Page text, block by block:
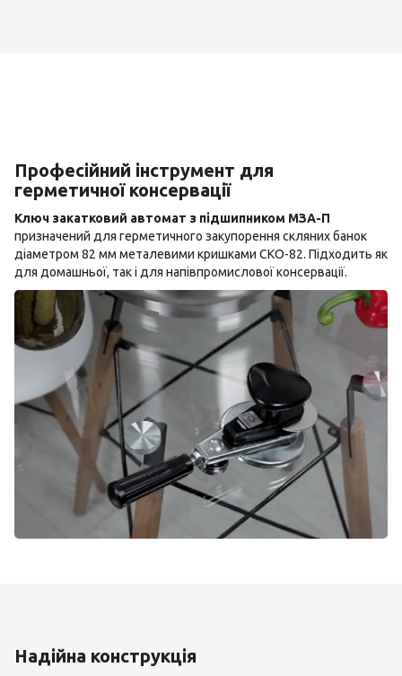
Професійний інструмент для
герметичної консервації
Ключ закатковий автомат з підшипником МЗА-П
призначений для герметичного закупорення скляних банок
діаметром 82 мм металевими кришками СКО-82. Підходить як
для домашньої, так і для напівпромислової консервації.
Надійна конструкція